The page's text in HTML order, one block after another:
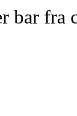
bar fra